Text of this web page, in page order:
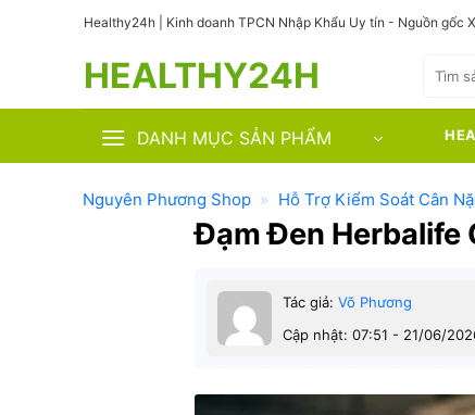
Healthy24h | Kinh doanh TPCN Nhập Khẩu Uy tín - Nguồn gốc
HEALTHY24H
kiếm:
DANH MỤC SẢN PHẨM
Nguyên Phương Shop » Hỗ Trợ Kiểm Soát Cân
Đạm Đen Herbalife
Tác giả: Võ Phương
Cập nhật: 07:51 - 21/06/